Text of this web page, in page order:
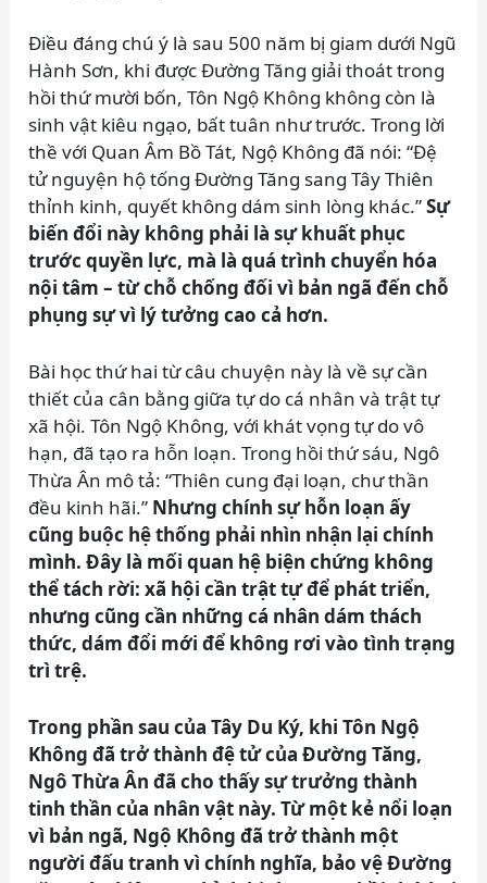
Điều đáng chú ý là sau 500 năm bị giam dưới Ngũ
Hành Sơn, khi được Đường Tăng giải thoát trong
hồi thứ mười bốn, Tôn Ngộ Không không còn là
sinh vật kiêu ngạo, bất tuân như trước. Trong lời
thề với Quan Âm Bồ Tát, Ngộ Không đã nói: “Đệ
tử nguyện hộ tống Đường Tăng sang Tây Thiên
thỉnh kinh, quyết không dám sinh lòng khác.”Sự
biến đổi này không phải là sự khuất phục
trước quyền lực, mà là quá trình chuyển hóa
nội tâm – từ chỗ chống đối vì bản ngã đến chỗ
phụng sự vì lý tưởng cao cả hơn.
Bài học thứ hai từ câu chuyện này là về sự cần
thiết của cân bằng giữa tự do cá nhân và trật tự
xã hội. Tôn Ngộ Không, với khát vọng tự do vô
hạn, đã tạo ra hỗn loạn. Trong hồi thứ sáu, Ngô
Thừa Ân mô tả: “Thiên cung đại loạn, chư thần
đều kinh hãi.” Nhưng chính sự hỗn loạn ấy
cũng buộc hệ thống phải nhìn nhận lại chính
mình. Đây là mối quan hệ biện chứng không
thể tách rời: xã hội cần trật tự để phát triển,
nhưng cũng cần những cá nhân dám thách
thức, dám đổi mới để không rơi vào tình trạng
trì trệ.
Trong phần sau của Tây Du Ký, khi Tôn Ngộ
Không đã trở thành đệ tử của Đường Tăng,
Ngô Thừa Ân đã cho thấy sự trưởng thành
tinh thần của nhân vật này. Từ một kẻ nổi loạn
vì bản ngã, Ngộ Không đã trở thành một
người đấu tranh vì chính nghĩa, bảo vệ Đường